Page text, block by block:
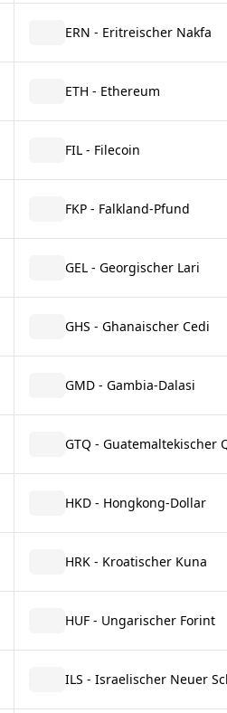
ERN - Eritreischer Nakfa
ETH - Ethereum
FIL - Filecoin
FKP - Falkland-Pfund
GEL - Georgischer Lari
GHS - Ghanaischer Cedi
GMD - Gambia-Dalasi
GTQ - Guatemaltekischer
HKD - Hongkong-Dollar
HRK - Kroatischer Kuna
HUF - Ungarischer Forint
ILS - Israelischer Neuer